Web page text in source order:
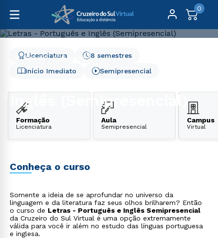
0
Graduação
Educação
Letras - Português e Inglês (Semipresencial)
Inglês (Semipresencial)
Início Imediato
8 semestres
Licenciatura
Semipresencial
Formação
Licenciatura
Aula
Semipresencial
Campus
Virtual
Conheça o curso
Somente a ideia de se aprofundar no universo da
linguagem e da literatura faz seus olhos brilharem? Então
o curso de Letras - Português e Inglês Semipresencial
da Cruzeiro do Sul Virtual é uma opção extremamente
válida para você ir além no estudo das línguas portuguesa
e inglesa.